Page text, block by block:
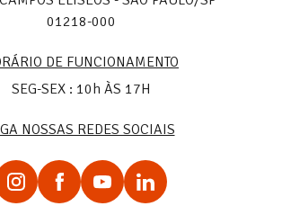
01218-000
DE FUNCIONAMENTO
SEG-SEX : 10h ÀS 17H
NOSSAS REDES SOCIAIS